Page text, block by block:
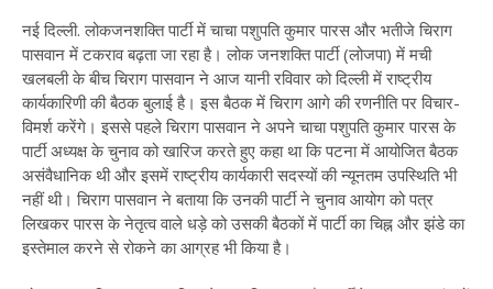
नई दिल्ली. लोकजनशक्ति पार्टी में चाचा पशुपति कुमार पारस और भतीजे चिराग
पासवान में टकराव बढ़ता जा रहा है। लोक जनशक्ति पार्टी (लोजपा) में मची
खलबली के बीच चिराग पासवान ने आज यानी रविवार को दिल्ली में राष्ट्रीय
कार्यकारिणी की बैठक बुलाई है। इस बैठक में चिराग आगे की रणनीति पर विचार-
विमर्श करेंगे। इससे पहले चिराग पासवान ने अपने चाचा पशुपति कुमार पारस के
पार्टी अध्यक्ष के चुनाव को खारिज करते हुए कहा था कि पटना में आयोजित बैठक
असंवैधानिक थी और इसमें राष्ट्रीय कार्यकारी सदस्यों की न्यूनतम उपस्थिति भी
नहीं थी। चिराग पासवान ने बताया कि उनकी पार्टी ने चुनाव आयोग को पत्र
लिखकर पारस के नेतृत्व वाले धड़े को उसकी बैठकों में पार्टी का चिह्न और झंडे का
इस्तेमाल करने से रोकने का आग्रह भी किया है।